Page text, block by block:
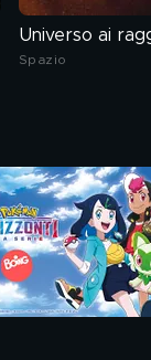
Spazio